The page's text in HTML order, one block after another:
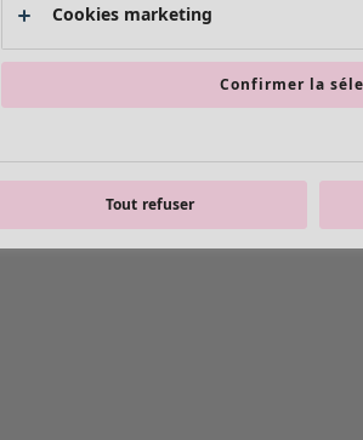
Cookies marketing
Confirmer la
Tout refuser